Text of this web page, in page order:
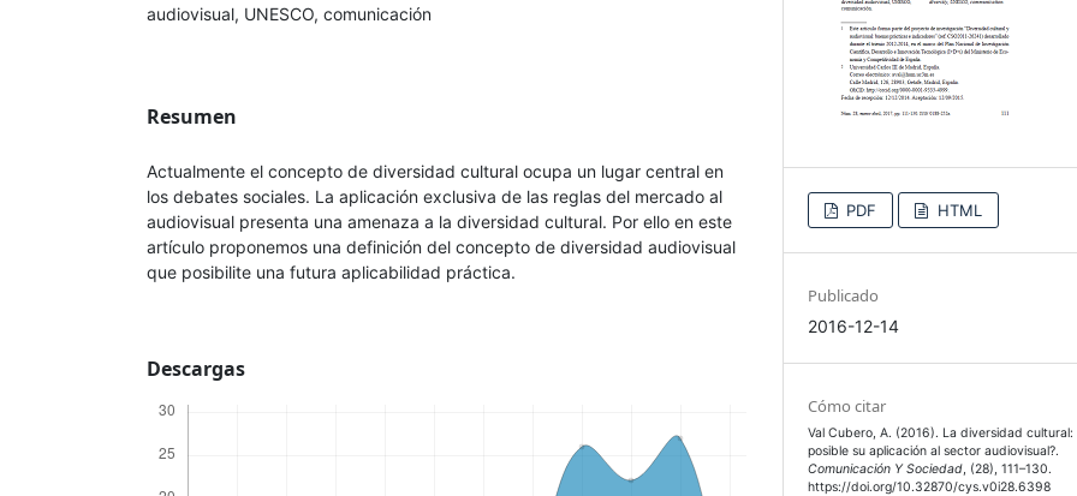
audiovisual, UNESCO, comunicación
Resumen
Actualmente el concepto de diversidad cultural ocupa un lugar central en
los debates sociales. La aplicación exclusiva de las reglas del mercado al
audiovisual presenta una amenaza a la diversidad cultural. Por ello en este
artículo proponemos una definición del concepto de diversidad audiovisual
que posibilite una futura aplicabilidad práctica.
Descargas
PDF HTML
Publicado
2016-12-14
Cómo citar
Val Cubero, A. (2016). La diversidad cultural:
posible su aplicación al sector audiovisual?.
Comunicación Y Sociedad, (28), 111–130.
https://doi.org/10.32870/cys.v0i28.6398